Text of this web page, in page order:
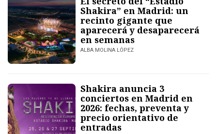
Shakira” en Madrid: un
recinto gigante que
aparecerá y desaparecerá
en semanas
ALBA MOLINA LÓPEZ
Shakira anuncia 3
conciertos en Madrid en
2026: fechas, preventa y
precio orientativo de
entradas